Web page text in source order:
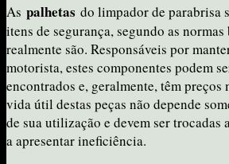
As palhetas do limpador de parabrisa
itens de segurança, segundo as
realmente são. Responsáveis por
motorista, estes componentes podem
encontrados e, geralmente, têm preços
vida útil destas peças não depende
de sua utilização e devem ser trocadas
a apresentar ineficiência.